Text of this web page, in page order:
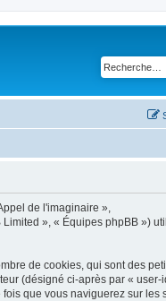
de l'imaginaire »,
», « Équipes phpBB »)
de cookies, qui sont des
(désigné ci-après par « user-
que vous naviguerez sur les